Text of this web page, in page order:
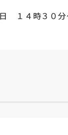
１４時３０分